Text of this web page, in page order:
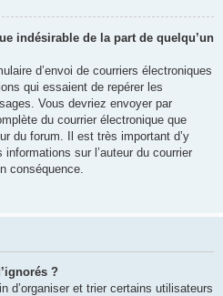
indésirable de la part de quelqu’un
d’envoi de courriers électroniques
qui essaient de repérer les
Vous devriez envoyer par
du courrier électronique que
du forum. Il est très important d’y
sur l’auteur du courrier
conséquence.
?
d’organiser et trier certains utilisateurs